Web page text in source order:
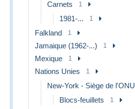
Carnets 1
1981-... 1
Falkland 1
Jamaique (1962-...) 1
Mexique 1
Nations Unies 1
New-York - Siège de l'ONU
Blocs-feuillets 1